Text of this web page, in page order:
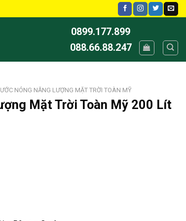
0899.177.899
088.66.88.247
NÓNG NĂNG LƯỢNG MẶT TRỜI TOÀN MỸ
Mặt Trời Toàn Mỹ 200 Lít